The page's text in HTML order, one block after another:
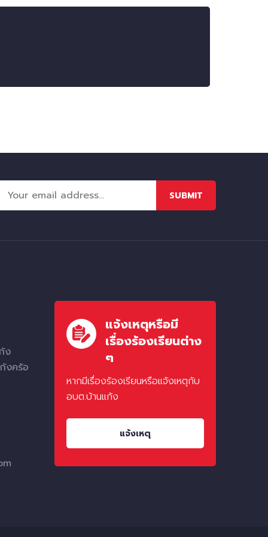
SUBMIT
ง
งคร้อ
แจ้งเหตุหรือมี
เรื่องร้องเรียนต่าง
ๆ
หากมีเรื่องร้องเรียนหรือแจ้งเหตุกับ
อบต.บ้านแก้ง
แจ้งเหตุ